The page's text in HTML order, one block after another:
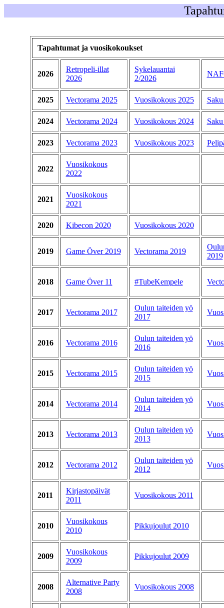
Tapahtumat ja vuosikokoukset
2026
Retropeli-illat
2026
Sykelauantai
2/2026
2025 Vectorama 2025 Vuosikokous 2025
2024 Vectorama 2024 Vuosikokous 2024
2023 Vectorama 2023 Vuosikokous 2023
2022
Vuosikokous
2022
2021
Vuosikokous
2021
2020 Kibecon 2020 Vuosikokous 2020
2019 Game Över 2019 Vectorama 2019
2019
2018 Game Över 11 #TubeKempele
2017 Vectorama 2017
Oulun taiteiden yö
2017
2016 Vectorama 2016
Oulun taiteiden yö
2016
2015 Vectorama 2015
Oulun taiteiden yö
2015
2014 Vectorama 2014
Oulun taiteiden yö
2014
2013 Vectorama 2013
Oulun taiteiden yö
2013
2012 Vectorama 2012
Oulun taiteiden yö
2012
2011
Kirjastopäivät
2011
Vuosikokous 2011
2010
Vuosikokous
2010
Pikkujoulut 2010
2009
Vuosikokous
2009
Pikkujoulut 2009
2008
Alternative Party
2008
Vuosikokous 2008